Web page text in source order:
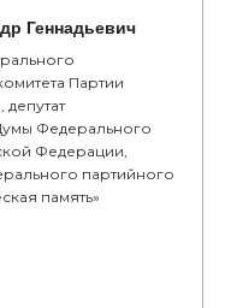
Геннадьевич
Партии
Федерального
Федерации,
партийного
память»